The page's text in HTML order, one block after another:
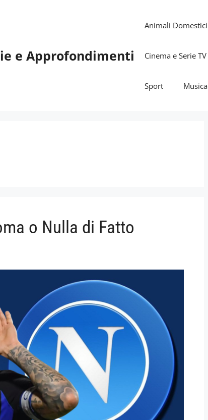
e Approfondimenti
Animali Domestici
Cinema e Serie TV
Sport Musica
o Nulla di Fatto